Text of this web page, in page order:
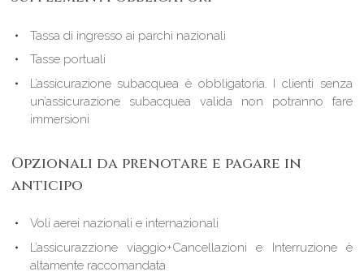
Tassa di ingresso ai parchi nazionali
Tasse portuali
L’assicurazione subacquea è obbligatoria. I clienti senza
un’assicurazione subacquea valida non potranno fare
immersioni
Opzionali da prenotare e pagare in
anticipo
Voli aerei nazionali e internazionali
L’assicurazzione viaggio+Cancellazioni e Interruzione è
altamente raccomandata